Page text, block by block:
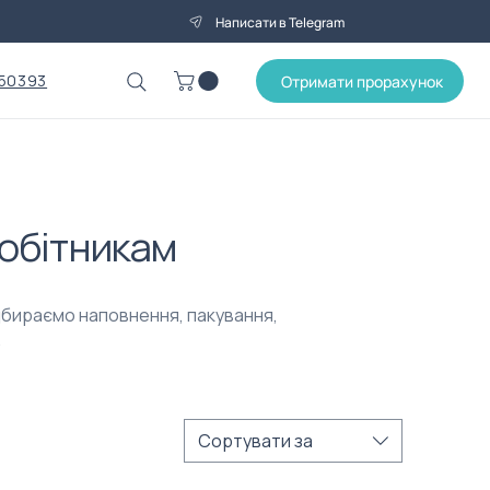
Написати в Telegram
Отримати прорахунок
наповнення, пакування,
Сортувати за